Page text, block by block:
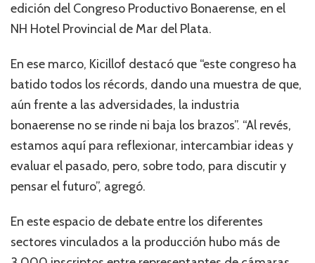
edición del Congreso Productivo Bonaerense, en el
NH Hotel Provincial de Mar del Plata.
En ese marco, Kicillof destacó que “este congreso ha
batido todos los récords, dando una muestra de que,
aún frente a las adversidades, la industria
bonaerense no se rinde ni baja los brazos”. “Al revés,
estamos aquí para reflexionar, intercambiar ideas y
evaluar el pasado, pero, sobre todo, para discutir y
pensar el futuro”, agregó.
En este espacio de debate entre los diferentes
sectores vinculados a la producción hubo más de